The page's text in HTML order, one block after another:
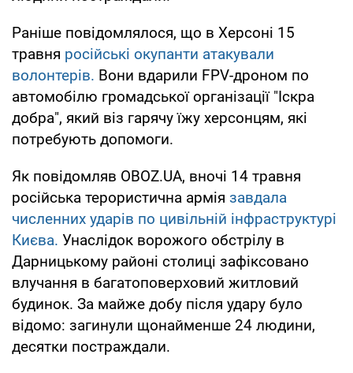
Раніше повідомлялося, що в Херсоні 15
травня російські окупанти атакували
волонтерів. Вони вдарили FPV-дроном по
автомобілю громадської організації "Іскра
добра", який віз гарячу їжу херсонцям, які
потребують допомоги.
Як повідомляв OBOZ.UA, вночі 14 травня
російська терористична армія завдала
численних ударів по цивільній інфраструктурі
Києва. Унаслідок ворожого обстрілу в
Дарницькому районі столиці зафіксовано
влучання в багатоповерховий житловий
будинок. За майже добу після удару було
відомо: загинули щонайменше 24 людини,
десятки постраждали.